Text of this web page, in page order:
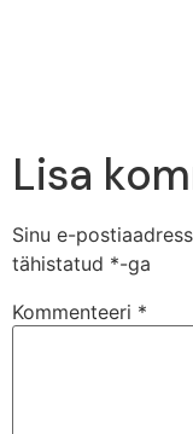
Lisa
Sinu e-
tähistatud *-ga
Kommenteeri *